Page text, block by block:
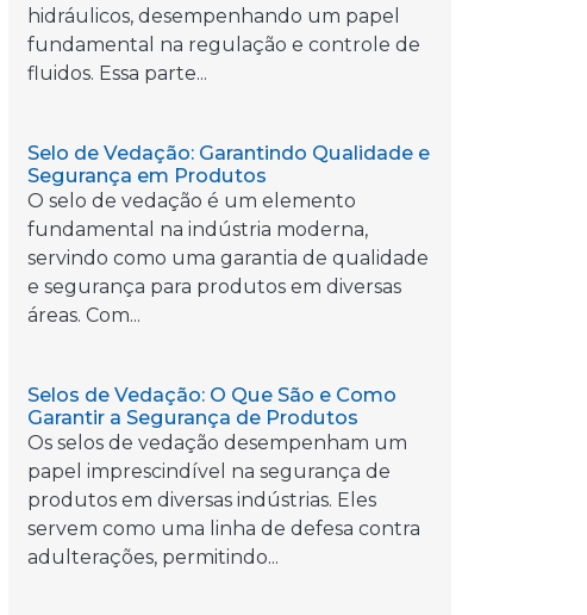
hidráulicos, desempenhando um papel
fundamental na regulação e controle de
fluidos. Essa parte...
Selo de Vedação: Garantindo Qualidade e
Segurança em Produtos
O selo de vedação é um elemento
fundamental na indústria moderna,
servindo como uma garantia de qualidade
e segurança para produtos em diversas
áreas. Com...
Selos de Vedação: O Que São e Como
Garantir a Segurança de Produtos
Os selos de vedação desempenham um
papel imprescindível na segurança de
produtos em diversas indústrias. Eles
servem como uma linha de defesa contra
adulterações, permitindo...